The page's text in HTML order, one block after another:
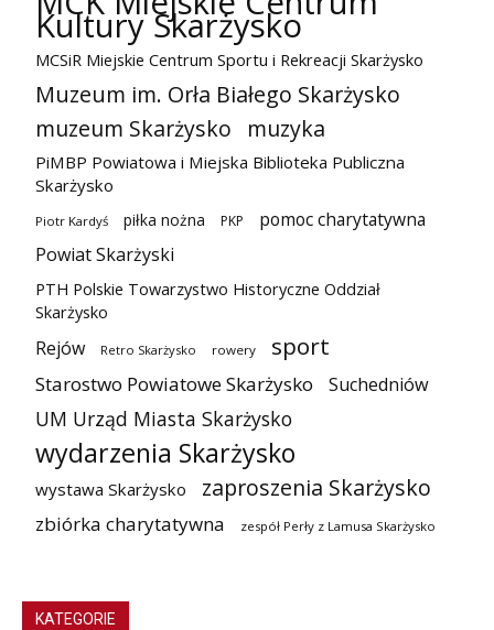
Kultury Skarżysko
MCSiR Miejskie Centrum Sportu i Rekreacji Skarżysko
Muzeum im. Orła Białego Skarżysko
muzeum Skarżysko
muzyka
PiMBP Powiatowa i Miejska Biblioteka Publiczna
Skarżysko
Piotr Kardyś piłka nożna PKP
pomoc charytatywna
Powiat Skarżyski
PTH Polskie Towarzystwo Historyczne Oddział
Skarżysko
Rejów Retro Skarżysko rowery sport
Starostwo Powiatowe Skarżysko Suchedniów
UM Urząd Miasta Skarżysko
wydarzenia Skarżysko
wystawa Skarżysko zaproszenia Skarżysko
zbiórka charytatywna zespół Perły z Lamusa Skarżysko
KATEGORIE